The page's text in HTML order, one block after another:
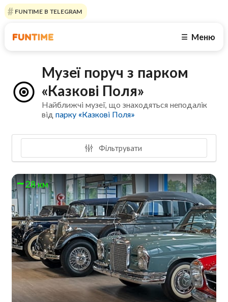
FUNTIME В TELEGRAM
☰ Меню
Музеї поруч з парком
«Казкові Поля»
Найближчі музеї, що знаходяться неподалік
відпарку «Казкові Поля»
Фільтрувати
28 км